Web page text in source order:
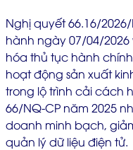
Nghị quyết 66.16/
hành ngày 07/04/
hóa thủ tục hành
hoạt động sản xuất
trong lộ trình cải cách
66/NQ-CP năm 2025
doanh minh bạch,
quản lý dữ liệu điện tử.